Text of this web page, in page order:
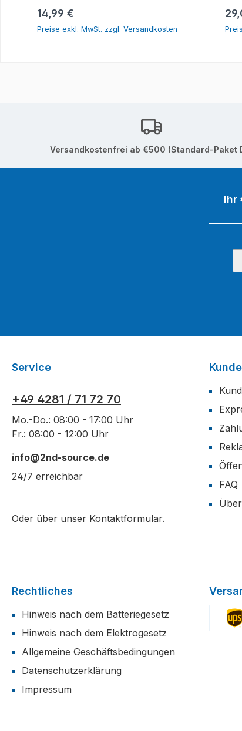
Regulärer Preis:
14,99 €
Preise exkl. MwSt. zzgl. Versandkosten
Versandkostenfrei ab €500 (Standard-Paket
Ihr
Service
+49 4281 / 71 72 70
Mo.-Do.: 08:00 - 17:00 Uhr
Fr.: 08:00 - 12:00 Uhr
info@2nd-source.de
24/7 erreichbar
Oder über unser Kontaktformular.
FAQ
Rechtliches
Hinweis nach dem Batteriegesetz
Hinweis nach dem Elektrogesetz
Allgemeine Geschäftsbedingungen
Datenschutzerklärung
Impressum